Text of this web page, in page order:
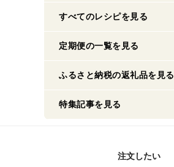
すべてのレシピを見る
定期便の一覧を見る
ふるさと納税の返礼品を見る
特集記事を見る
注文したい